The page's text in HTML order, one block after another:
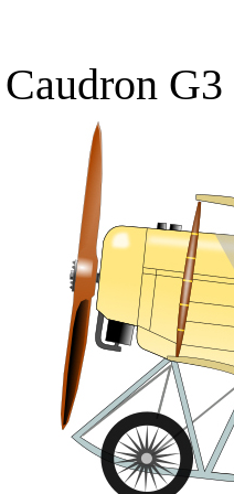
Caudron G3